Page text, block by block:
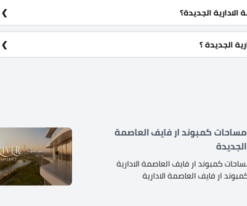
الجديدة؟
الجديدة ؟
كمبوند ار فايف العاصمة
الجديدة
كمبوند ار فايف العاصمة الادارية
ار فايف العاصمة الادارية